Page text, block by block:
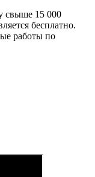
свыше 15 000
бесплатно.
работы по